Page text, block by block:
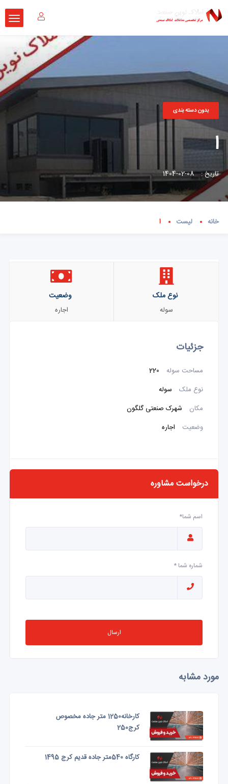
بدون دسته بندی
ا
تاریخ : 08-02-1404
خانه لیست ا
نوع ملک
سوله
وضعیت
اجاره
جزئیات
مساحت سوله
نوع ملک
سوله
مکان
شهرک صنعتی گلگون
وضعیت
اجاره
درخواست مشاوره
اسم شما*
شماره شما *
ارسال
مورد مشابه
کارخانه1250 متر جاده مخصوص
کرج250
کارگاه 540متر جاده قدیم کرج 1495